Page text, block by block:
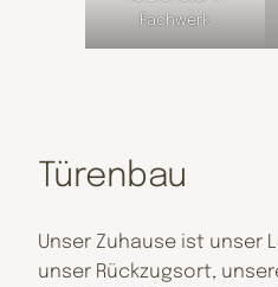
Fachwerk
Türenbau
Unser Zuhause ist unser
unser Rückzugsort,